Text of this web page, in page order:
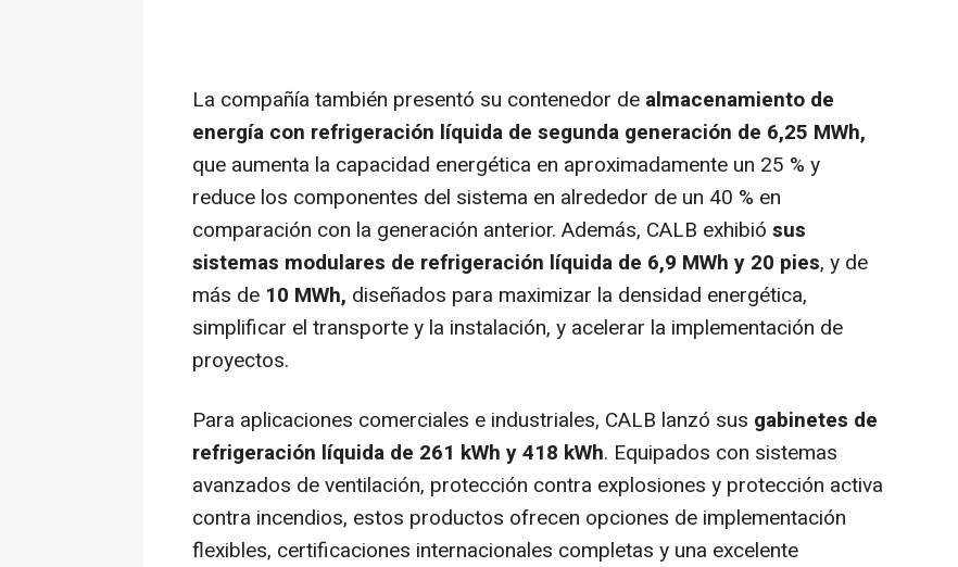
La compañía también presentó su contenedor de almacenamiento de
energía con refrigeración líquida de segunda generación de 6,25 MWh,
que aumenta la capacidad energética en aproximadamente un 25 % y
reduce los componentes del sistema en alrededor de un 40 % en
comparación con la generación anterior. Además, CALB exhibió sus
sistemas modulares de refrigeración líquida de 6,9 MWh y 20 pies, y de
más de 10 MWh, diseñados para maximizar la densidad energética,
simplificar el transporte y la instalación, y acelerar la implementación de
proyectos.
Para aplicaciones comerciales e industriales, CALB lanzó sus gabinetes de
refrigeración líquida de 261 kWh y 418 kWh. Equipados con sistemas
avanzados de ventilación, protección contra explosiones y protección activa
contra incendios, estos productos ofrecen opciones de implementación
flexibles, certificaciones internacionales completas y una excelente